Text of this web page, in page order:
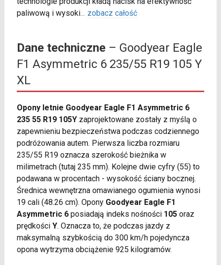
paliwową i wysoki... zobacz całość
Dane techniczne– Goodyear Eagle
F1 Asymmetric 6 235/55 R19 105 Y
XL
Opony letnie Goodyear Eagle F1 Asymmetric 6
235 55 R19 105Yzaprojektowane zostały z myślą o
zapewnieniu bezpieczeństwa podczas codziennego
podróżowania autem. Pierwsza liczba rozmiaru
235/55 R19 oznacza szerokość bieżnika w
milimetrach (tutaj 235 mm). Kolejne dwie cyfry (55) to
podawana w procentach - wysokość ściany bocznej.
Średnica wewnętrzna omawianego ogumienia wynosi
19 cali (48.26 cm). Opony Goodyear Eagle F1
Asymmetric 6posiadają indeks nośności 105oraz
prędkości Y. Oznacza to, że podczas jazdy z
maksymalną szybkością do 300 km/h pojedyncza
opona wytrzyma obciążenie 925 kilogramów.